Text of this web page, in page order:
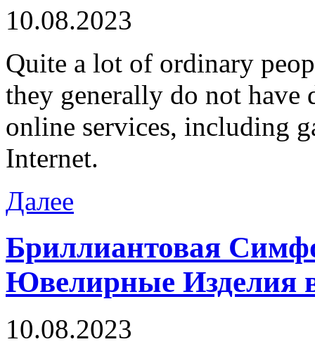
10.08.2023
Quite a lot of ordinary
they generally do not have
online services, including
Internet.
Далее
Бриллиантовая
Ювелирные Изделия в
10.08.2023